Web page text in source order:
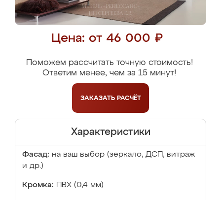
Цена: от 46 000 ₽
Поможем рассчитать точную стоимость!
Ответим менее, чем за 15 минут!
ЗАКАЗАТЬ РАСЧЁТ
Характеристики
Фасад: на ваш выбор (зеркало, ДСП, витраж
и др.)
Кромка: ПВХ (0,4 мм)